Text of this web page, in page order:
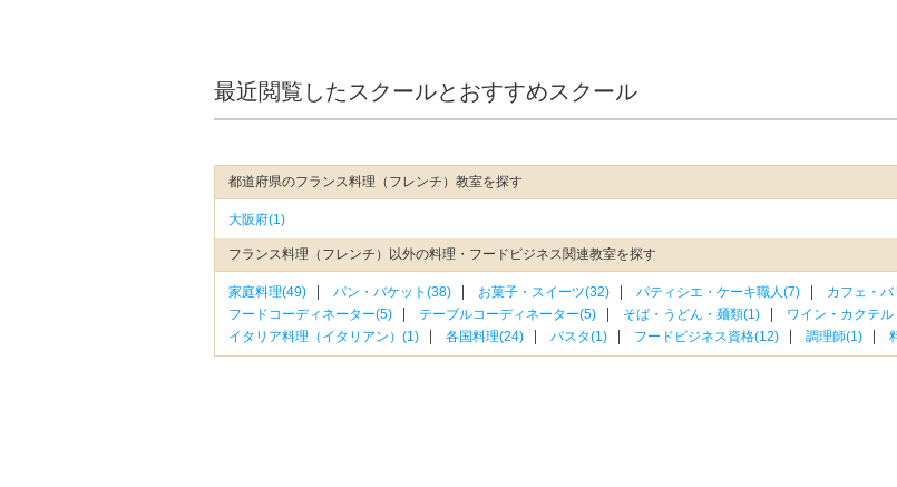
最近閲覧したスクールとおすすめスクール
都道府県のフランス料理（フレンチ）教室を探す
大阪府(1)
フランス料理（フレンチ）以外の料理・フードビジネス関連教室を探す
家庭料理(49) パン・バケット(38) お菓子・スイーツ(32) パティシエ・ケーキ職人(7) カフェ・
フードコーディネーター(5)
テーブルコーディネーター(5) そば・うどん・麺類(1) ワイン・カクテ
イタリア料理（イタリアン）(1)
各国料理(24) パスタ(1) フードビジネス資格(12) 調理師(1)